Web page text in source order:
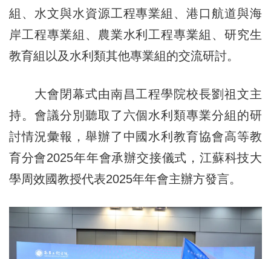
組、水文與水資源工程專業組、港口航道與海
岸工程專業組、農業水利工程專業組、研究生
教育組以及水利類其他專業組的交流研討。
大會閉幕式由南昌工程學院校長劉祖文主
持。會議分別聽取了六個水利類專業分組的研
討情況彙報，舉辦了中國水利教育協會高等教
育分會2025年年會承辦交接儀式，江蘇科技大
學周效國教授代表2025年年會主辦方發言。